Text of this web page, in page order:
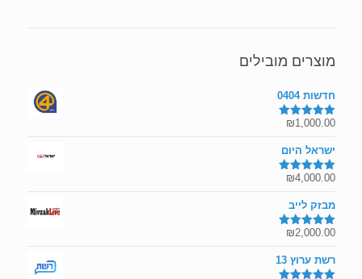
מוצרים מובילים
חדשות 0404
דורג5.00
₪1,000.00
ישראל היום
דורג5.00
₪4,000.00
מבזק לייב
דורג5.00
₪2,000.00
רשת ערוץ 13